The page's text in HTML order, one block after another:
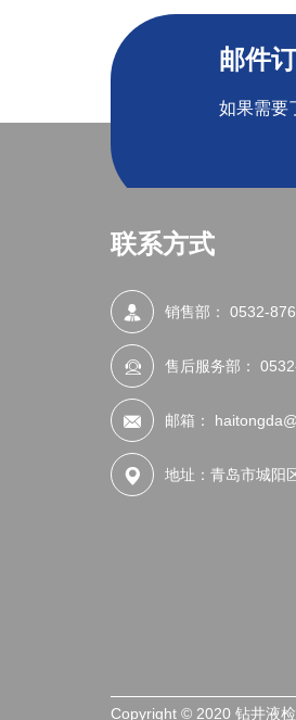
邮件
如果需要
联系方式
销售部： 0532-
售后服务部：
邮箱：
地址：青岛市城阳
Copyright © 2020 钻井液